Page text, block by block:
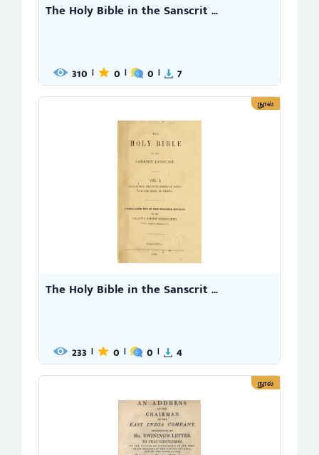
The Holy Bible in the Sanscrit ...
310 | 0 | 0 | 7
நூல்
The Holy Bible in the Sanscrit ...
233 | 0 | 0 | 4
நூல்